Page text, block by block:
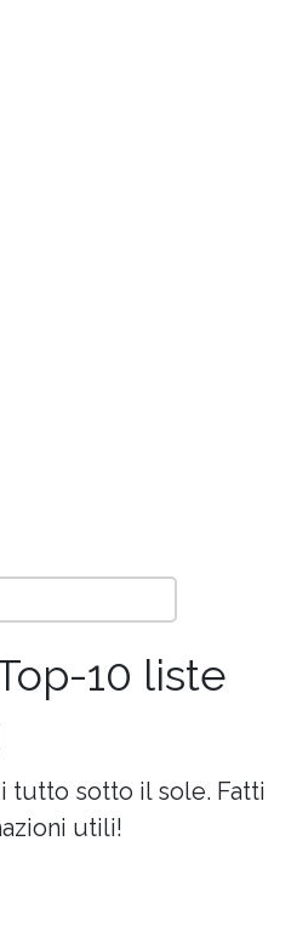
10 liste
tutto sotto il sole. Fatti
utili!